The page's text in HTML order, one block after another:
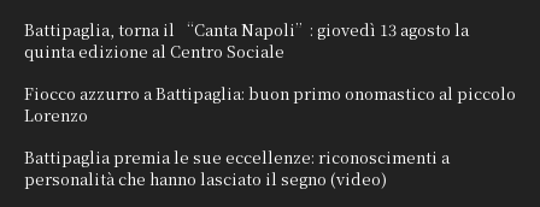
Battipaglia, torna il “Canta Napoli”: giovedì 13 agosto la
quinta edizione al Centro Sociale
Fiocco azzurro a Battipaglia: buon primo onomastico al piccolo
Lorenzo
Battipaglia premia le sue eccellenze: riconoscimenti a
personalità che hanno lasciato il segno (video)